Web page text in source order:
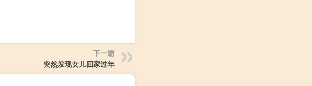
下一篇
突然发现女儿回家过年